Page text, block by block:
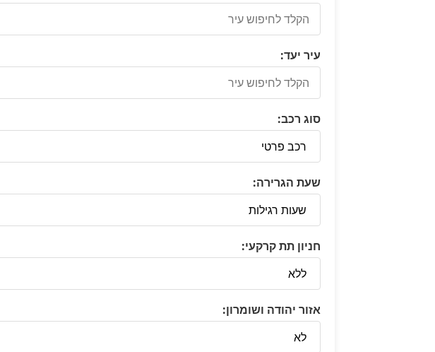
עיר יעד:
סוג רכב:
שעת הגרירה:
חניון תת קרקעי:
אזור יהודה ושומרון: